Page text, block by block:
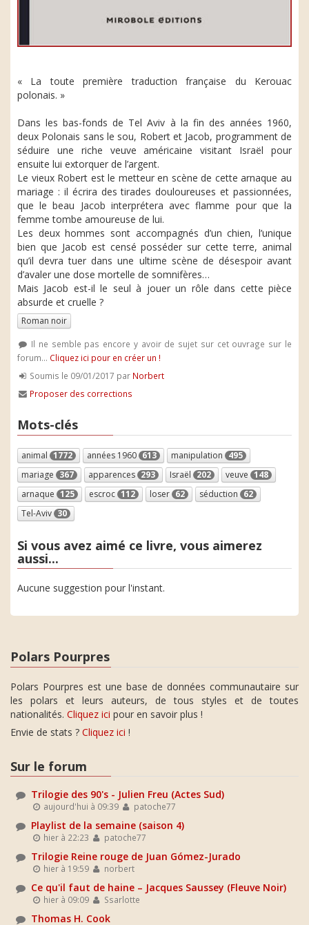
« La toute première traduction française du Kerouac
polonais. »
Dans les bas-fonds de Tel Aviv à la fin des années 1960,
deux Polonais sans le sou, Robert et Jacob, programment de
séduire une riche veuve américaine visitant Israël pour
ensuite lui extorquer de l’argent.
Le vieux Robert est le metteur en scène de cette arnaque au
mariage : il écrira des tirades douloureuses et passionnées,
que le beau Jacob interprétera avec flamme pour que la
femme tombe amoureuse de lui.
Les deux hommes sont accompagnés d’un chien, l’unique
bien que Jacob est censé posséder sur cette terre, animal
qu’il devra tuer dans une ultime scène de désespoir avant
d’avaler une dose mortelle de somnifères…
Mais Jacob est-il le seul à jouer un rôle dans cette pièce
absurde et cruelle ?
Roman noir
Il ne semble pas encore y avoir de sujet sur cet ouvrage sur le
forum... Cliquez ici pour en créer un !
Soumis le 09/01/2017 par Norbert
Proposer des corrections
Mots-clés
animal 1772 années 1960 613 manipulation 495
mariage 367 apparences 293 Israël 202 veuve 148
arnaque 125 escroc 112 loser 62 séduction 62
Tel-Aviv 30
Si vous avez aimé ce livre, vous aimerez
aussi...
Aucune suggestion pour l'instant.
Polars Pourpres
Polars Pourpres est une base de données communautaire sur
les polars et leurs auteurs, de tous styles et de toutes
nationalités. Cliquez ici pour en savoir plus !
Envie de stats ? Cliquez ici !
Sur le forum
Trilogie des 90's - Julien Freu (Actes Sud)
aujourd'hui à 09:39 patoche77
Playlist de la semaine (saison 4)
hier à 22:23 patoche77
Trilogie Reine rouge de Juan Gómez-Jurado
hier à 19:59 norbert
Ce qu'il faut de haine – Jacques Saussey (Fleuve Noir)
hier à 09:09 Ssarlotte
Thomas H. Cook